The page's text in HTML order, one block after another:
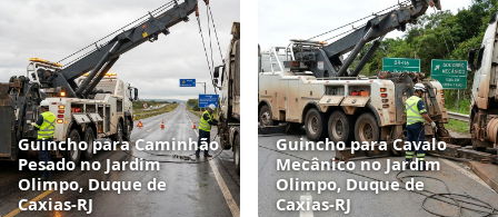
Guincho para Caminhão
Pesado no Jardim
Olimpo, Duque de
Caxias‑RJ
Guincho para Cavalo
Mecânico no Jardim
Olimpo, Duque de
Caxias‑RJ